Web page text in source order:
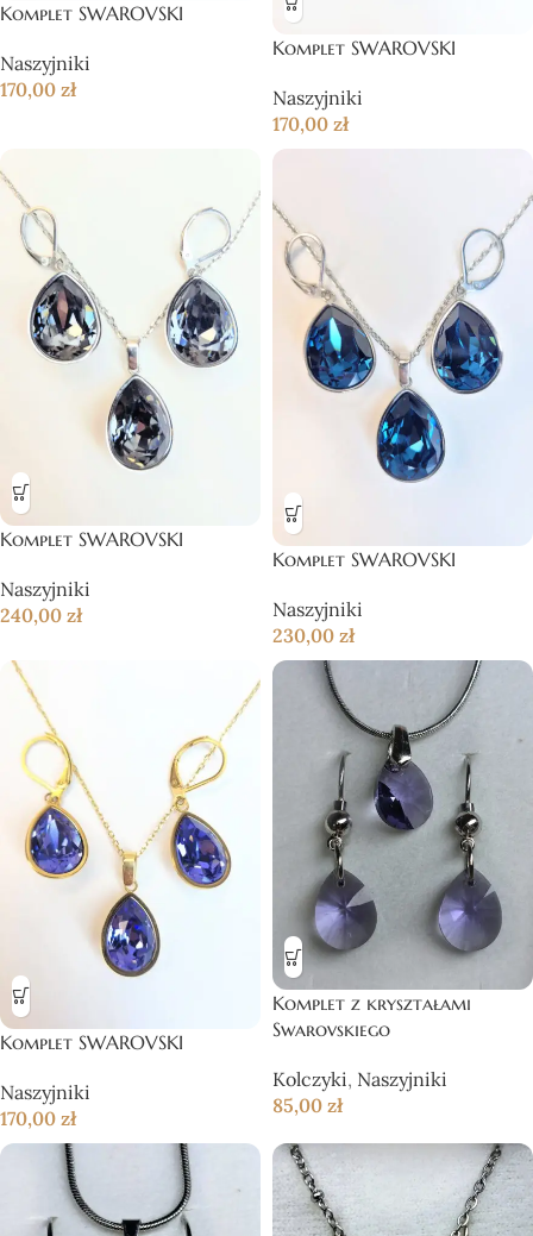
Komplet SWAROVSKI
Naszyjniki
170,00 zł
Komplet SWAROVSKI
Naszyjniki
170,00 zł
Komplet SWAROVSKI
Naszyjniki
240,00 zł
Komplet SWAROVSKI
Naszyjniki
230,00 zł
Komplet SWAROVSKI
Naszyjniki
170,00 zł
Komplet z kryształami
Swarovskiego
Kolczyki, Naszyjniki
85,00 zł